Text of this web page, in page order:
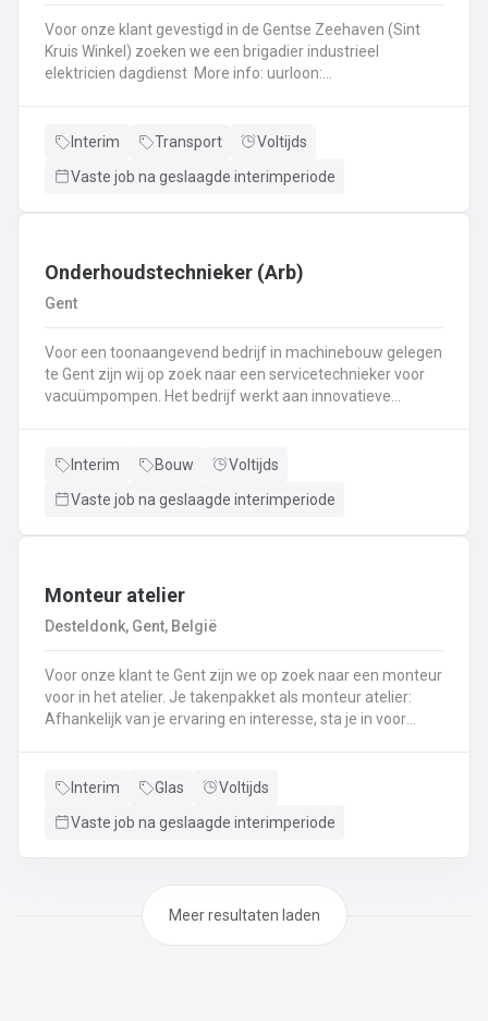
Voor onze klant gevestigd in de Gentse Zeehaven (Sint
Kruis Winkel) zoeken we een brigadier industrieel
elektricien dagdienst More info: uurloon:
indienstname (na 6 maanden
maandPremie juni (berekend op prestaties voorgaand
storingen;Mechanisch, pneumatisch, hydraulisch en
transportbandinstallaties, afgraaf- en stortmachines,
...);Aansluiten elektrische componenten en motoren,
foutoplossing in sturingen, ...;Fieldwerk in een zwaar
industriële omgeving, met de nodige afwisseling.
Interim Transport
Voltijds
Vaste job na geslaagde interimperiode
Onderhoudstechnieker (Arb)
Gent
Voor een toonaangevend bedrijf in machinebouw gelegen
te Gent zijn wij op zoek naar een servicetechnieker voor
vacuümpompen. Het bedrijf werkt aan innovatieve
service technieker: Preventief onderhoud en service
serviceverantwoordelijkeDemonteren, reinigen en
klanten voor een periodiek onderhoud of om pompwissels
van vacuümpompen en eventuele storingen of
onderhoudswerken waarbij je onderhoudsverslagen en
eventuele to-do-lijsten gaat opmaken
Interim Bouw
Voltijds
Vaste job na geslaagde interimperiode
Monteur atelier
Desteldonk, Gent, België
Voor onze klant te Gent zijn we op zoek naar een monteur
voor in het atelier. Je takenpakket als monteur atelier:
Afhankelijk van je ervaring en interesse, sta je in voor
technische plannenHet samenstellen van kaders in de
voorbewerken van profielen: schuren, gaten boren,
verlijmenAfregelen van kasten
Interim Glas
Voltijds
Vaste job na geslaagde interimperiode
Meer resultaten laden